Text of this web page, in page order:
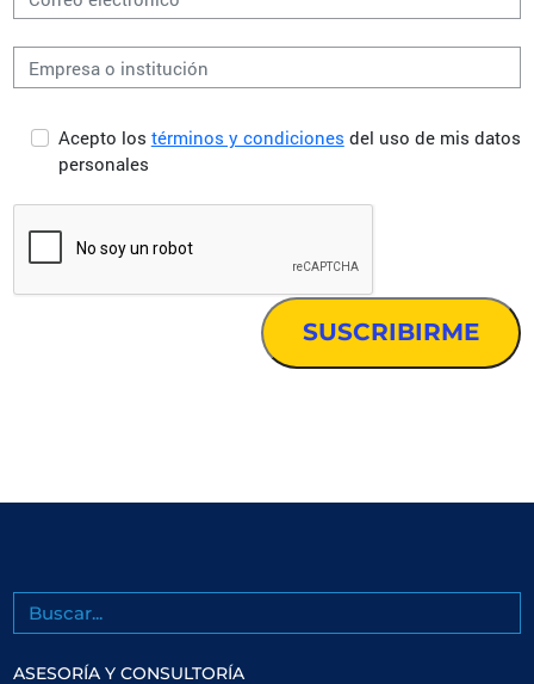
Acepto los términos y condiciones del uso de mis datos
personales
Buscar
ASESORÍA Y CONSULTORÍA